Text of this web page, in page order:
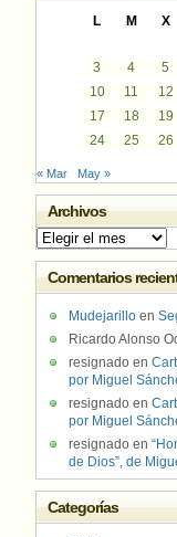
L M X
3
4 5
10
11 12
17
18 19
24
25 26
« Mar May »
Archivos
Archivos
Comentarios
Mudejarillo en
Ricardo Alonso
resignado en
por Miguel
resignado en
por Miguel
resignado en
de Dios”, de
Categorías